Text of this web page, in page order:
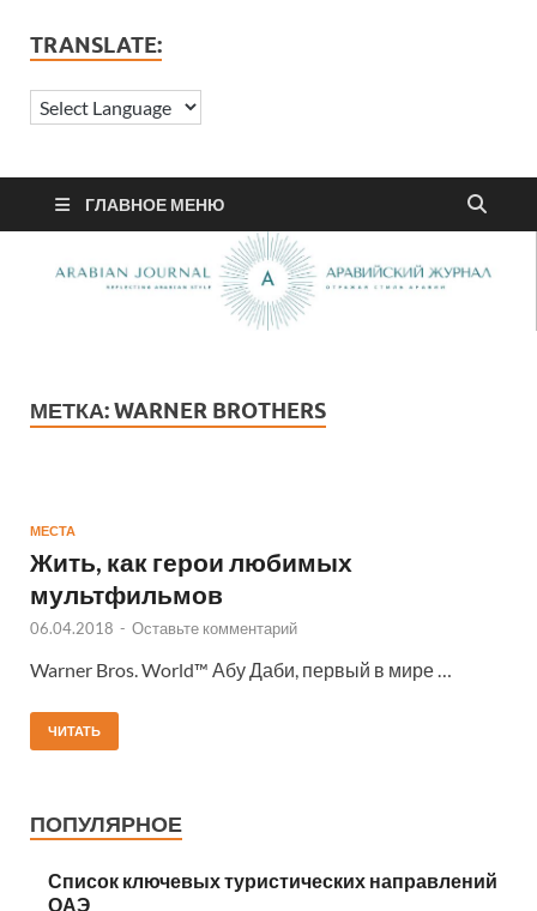
TRANSLATE:
ГЛАВНОЕ МЕНЮ
МЕТКА:WARNER BROTHERS
МЕСТА
Жить, как герои любимых
мультфильмов
06.04.2018 - Оставьте комментарий
Warner Bros. World™ Абу Даби, первый в мире …
ЧИТАТЬ
ПОПУЛЯРНОЕ
Список ключевых туристических направлений
ОАЭ